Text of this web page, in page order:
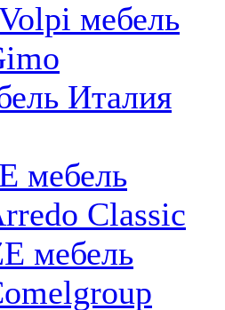
мебель
Италия
мебель
Classic
мебель